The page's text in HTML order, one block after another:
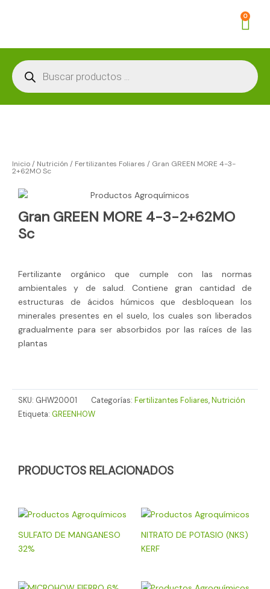
0
Búsqueda
de
productos
Inicio/ Nutrición / Fertilizantes Foliares / Gran GREEN MORE 4-3-
2+62MO Sc
Gran GREEN MORE 4-3-2+62MO
Sc
Fertilizante orgánico que cumple con las normas
ambientales y de salud. Contiene gran cantidad de
estructuras de ácidos húmicos que desbloquean los
minerales presentes en el suelo, los cuales son liberados
gradualmente para ser absorbidos por las raíces de las
plantas
SKU: GHW20001 Categorías: Fertilizantes Foliares, Nutrición
Etiqueta: GREENHOW
PRODUCTOS RELACIONADOS
SULFATO DE MANGANESO
32%
NITRATO DE POTASIO (NKS)
KERF